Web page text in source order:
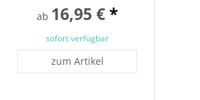
ab 16,95 € *
sofort verfügbar
zum Artikel